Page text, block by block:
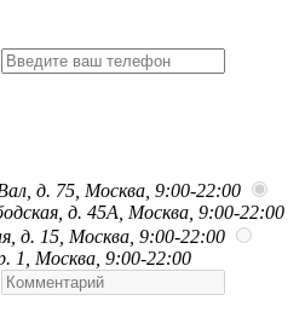
д. 75, Москва, 9:00-22:00
д. 45А, Москва, 9:00-22:00
д. 15, Москва, 9:00-22:00
1, Москва, 9:00-22:00